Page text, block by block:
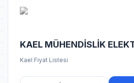
KAEL MÜHENDİSLİK
Kael Fiyat Listesi